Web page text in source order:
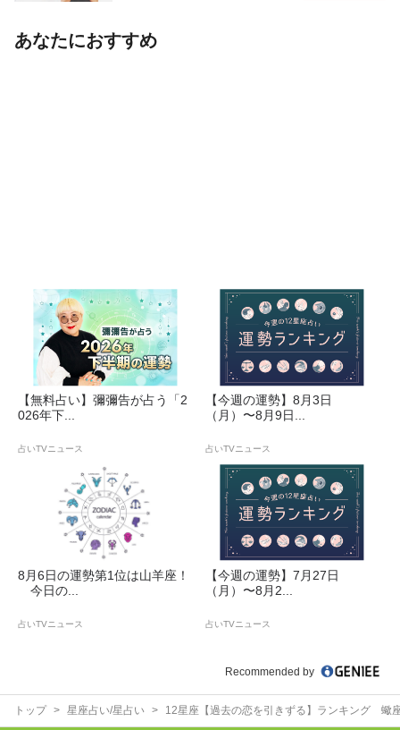
あなたにおすすめ
【無料占い】彌彌告が占う「2
026年下...
占いTVニュース
【今週の運勢】8月3日
（月）〜8月9日...
占いTVニュース
8月6日の運勢第1位は山羊座！
今日の...
占いTVニュース
【今週の運勢】7月27日
（月）〜8月2...
占いTVニュース
Recommended by
トップ 星座占い/星占い 12星座【過去の恋を引きずる】ランキング 蠍